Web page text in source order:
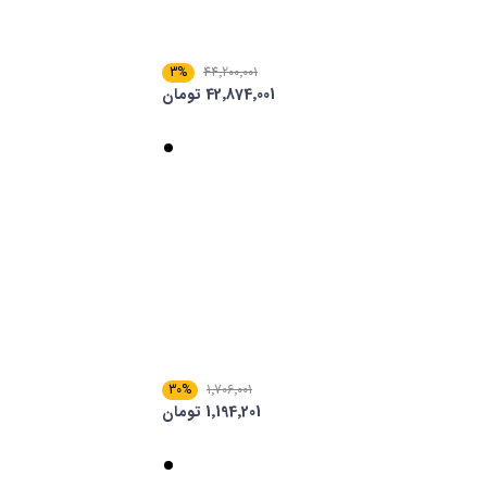
44٬200٬001
3%
42٬874٬001 تومان
1٬706٬001
30%
1٬194٬201 تومان